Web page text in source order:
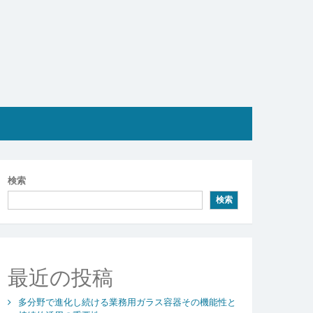
検索
検索
最近の投稿
多分野で進化し続ける業務用ガラス容器その機能性と